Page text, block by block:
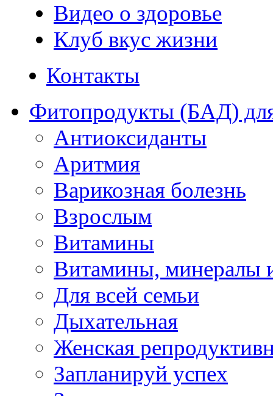
Видео о здоровье
Клуб вкус жизни
Контакты
Фитопродукты (БАД)
Антиоксиданты
Аритмия
Варикозная болезнь
Взрослым
Витамины
Витамины, минералы
Для всей семьи
Дыхательная
Женская
Запланируй успех